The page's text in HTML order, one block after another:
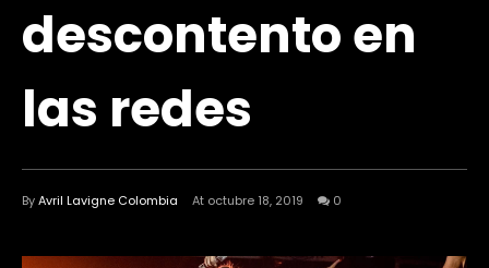
descontento en
las redes
ByAvril Lavigne Colombia At octubre 18, 2019 0